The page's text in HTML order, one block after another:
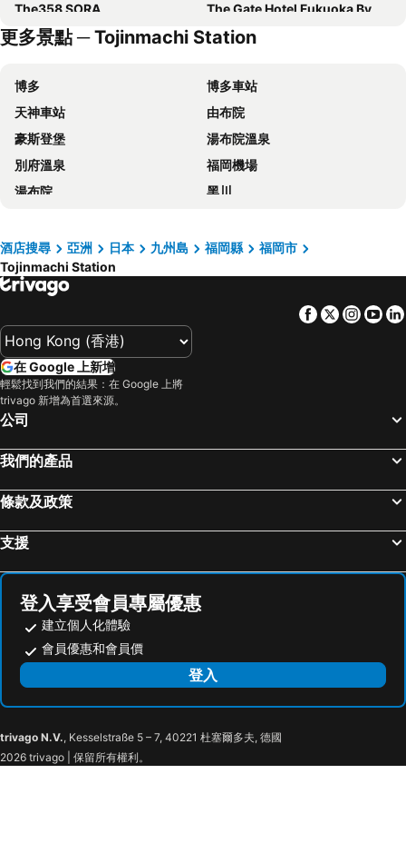
The358 SORA
The Gate Hotel Fukuoka By Hulic
Apa Hotel & Resort Hakata Ekihigashi
Hotel Oriental Express Fukuoka Tenjin
Hotel Japanesque Fukuoka
Miyako Hotel Hakata
Cross Life Hakata Yanagibashi
Richmond Hotel Tenjin Nishidori
Hotel Monterey Fukuoka
Tokyu Stay Hakata
Solaria Nishitetsu Hotel Fukuoka
Richmond Hotel Hakata Ekimae
Mitsui Garden Hotel Fukuoka Gion
克魯姆博西鐵酒店
Comfort Hotel Hakata
Hotel Okura Fukuoka
The Royal Park Canvas Fukuoka Nakasu
KOKO HOTEL Hakata shinkansenguchi
Hotel Forza Hakataeki Hakataguchi
Via Inn. Hakataguchi Ekimae
Tenza Hotel at Hakata Station
Hilton Fukuoka Sea Hawk
Hotel New Otani Hakata
Hotel Nikko Fukuoka
Apa Hotel Hakata Eki Chikushiguchi
Hakata Green Hotel No.1
Hotel Monte Hermana Fukuoka
Canal City Fukuoka Washington Hotel
Heiwadai Hotel Arato
Heiwadai Hotel Otemon
Seaside Hotel Twins Momochi
The Arbor HOTEL
Hotel Livemax Fukuokatenjin West
THE ISA HOTEL TENJIN
更多景點 ─ Tojinmachi Station
博多
博多車站
天神車站
由布院
豪斯登堡
湯布院溫泉
別府溫泉
福岡機場
湯布院
黑川
Aso Farm Land
湯布院
黒川溫泉
Nishitetsu Fukuoka (Tenjin) Station
Kurume Station
Oita Station
湯田溫泉
Fukuoka Kokusai Center
Saga Station
Fukuoka Yafuoku! Dome
Nakasu-Kawabata Station
Acros Fukuoka
Meinohama Station
熊本機場
Higashihie Station
Nishitetsu Kurume Station
Chiyo-Kenchoguchi Station
Sakurai Futamigaura
Kyushu National Museum
Space World
Ohori Park
Ohorikoen Station
Nishijin Station
Fukuoka City Museum
酒店搜尋 亞洲 日本 九州島 福岡縣
福岡市
Tojinmachi Station
Facebook
Twitter
在 Google 上新增
輕鬆找到我們的結果：在 Google 上將
trivago 新增為首選來源。
公司
我們的產品
條款及政策
支援
登入享受會員專屬優惠
建立個人化體驗
會員優惠和會員價
登入
trivago N.V., Kesselstraße 5 – 7, 40221 杜塞爾多夫, 德國
2026 trivago | 保留所有權利。